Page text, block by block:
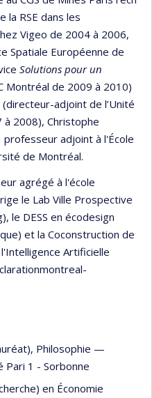
la RSE dans les
Vigeo de 2004 à 2006,
Spatiale Européenne de
Solutions pour un
Montréal de 2009 à 2010)
adjoint de l’Unité
à 2008), Christophe
adjoint à l'École
de Montréal.
agrégé à l'école
le Lab Ville Prospective
le DESS en écodesign
et la Coconstruction de
Artificielle
Philosophie —
Pari 1 - Sorbonne
en Économie